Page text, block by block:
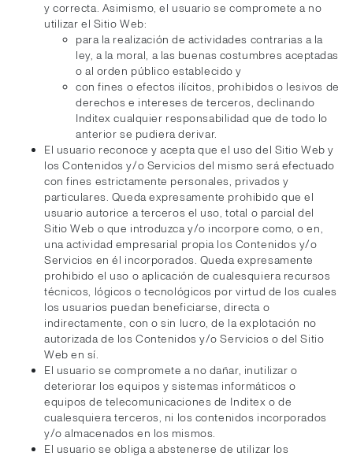
y correcta. Asimismo, el usuario se compromete a no
utilizar el Sitio Web:
para la realización de actividades contrarias a la
ley, a la moral, a las buenas costumbres aceptadas
o al orden público establecido y
con fines o efectos ilícitos, prohibidos o lesivos de
derechos e intereses de terceros, declinando
Inditex cualquier responsabilidad que de todo lo
anterior se pudiera derivar.
El usuario reconoce y acepta que el uso del Sitio Web y
los Contenidos y/o Servicios del mismo será efectuado
con fines estrictamente personales, privados y
particulares. Queda expresamente prohibido que el
usuario autorice a terceros el uso, total o parcial del
Sitio Web o que introduzca y/o incorpore como, o en,
una actividad empresarial propia los Contenidos y/o
Servicios en él incorporados. Queda expresamente
prohibido el uso o aplicación de cualesquiera recursos
técnicos, lógicos o tecnológicos por virtud de los cuales
los usuarios puedan beneficiarse, directa o
indirectamente, con o sin lucro, de la explotación no
autorizada de los Contenidos y/o Servicios o del Sitio
Web en sí.
El usuario se compromete a no dañar, inutilizar o
deteriorar los equipos y sistemas informáticos o
equipos de telecomunicaciones de Inditex o de
cualesquiera terceros, ni los contenidos incorporados
y/o almacenados en los mismos.
El usuario se obliga a abstenerse de utilizar los